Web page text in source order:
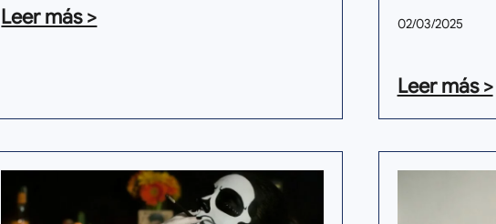
Leer más > 02/03/2025
Leer más >